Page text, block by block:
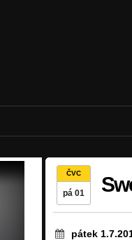
ČVC
pá 01
pátek